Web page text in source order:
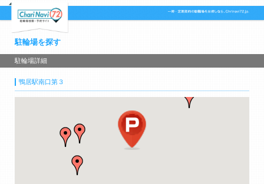
駐輪場を探す
駐輪場詳細
鴨居駅南口第３